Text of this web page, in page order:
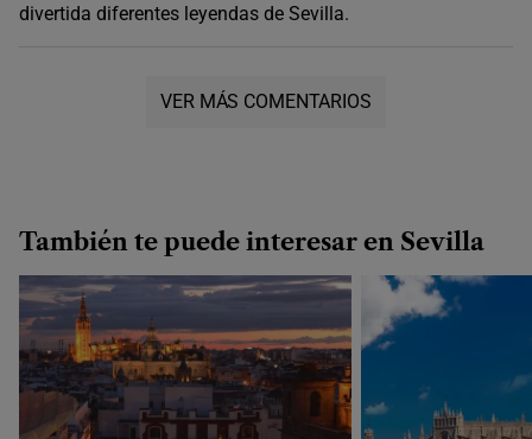
divertida diferentes leyendas de Sevilla.
VER MÁS COMENTARIOS
También te puede interesar en Sevilla